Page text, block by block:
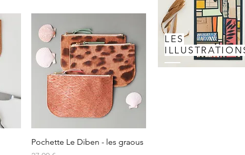
Aperçu rapide
Pochette Le Diben - les graous
LES